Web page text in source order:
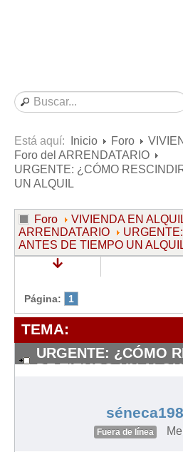
Contratos de Arrendamiento
De uso distinto al de vivienda
Otros contratos de Arrendamiento
Requerimientos y comunicaciones
Para contratos anteriores al 6
Para contratos de Renta Antigua
Formularios sobre Vivienda en
Modelos de Contratos
Requerimientos y
Formularios sobre Propiedad
Modelos de Convocatoria de
Legislación
Está aquí: Inicio Foro
Foro del ARRENDATARIO
URGENTE: ¿CÓMO
UN ALQUIL
Foro VIVIENDA EN
ARRENDATARIO
ANTES DE TIEMPO UN
Página: 1
TEMA:
URGENTE: ¿CÓMO
DE TIEMPO UN
Fuera de línea